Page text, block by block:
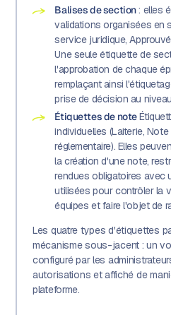
Balises de section: elles
validations organisées en
service juridique,
Une seule étiquette de
l'approbation de chaque
remplaçant ainsi
prise de décision au
Étiquettes de note
individuelles (Laiterie,
réglementaire). Elles
la création d'une note,
rendues obligatoires avec
utilisées pour contrôler la
équipes et faire l'objet de
Les quatre types d'étiquettes
mécanisme sous-jacent : un
configuré par les
autorisations et affiché de
plateforme.